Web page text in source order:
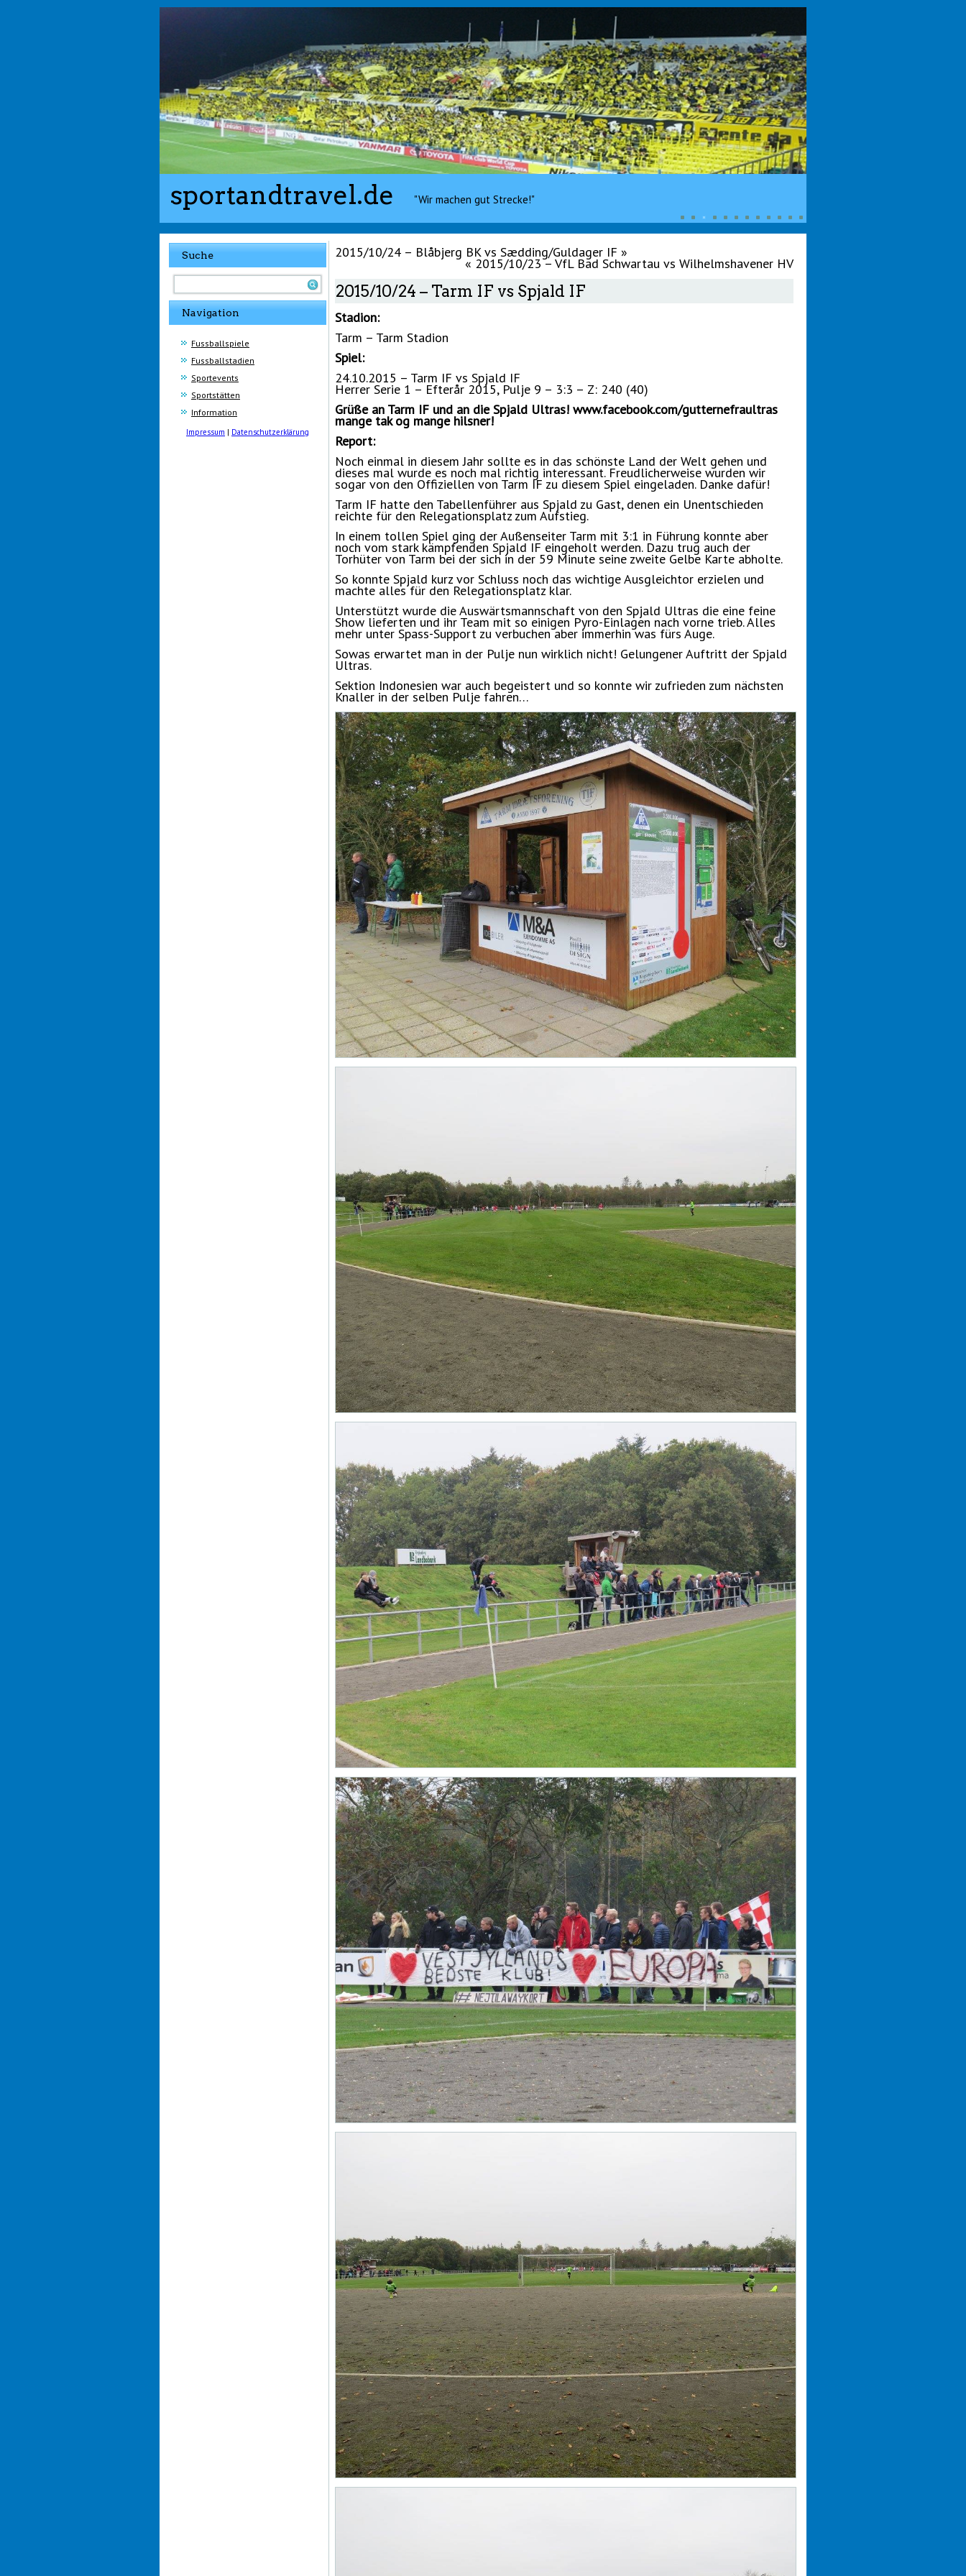
sportandtravel.de "Wir machen gut Strecke!"
Suche
Navigation
Fussballspiele
Fussballstadien
Sportevents
Sportstätten
Information
Impressum | Datenschutzerklärung
2015/10/24 – Blåbjerg BK vs Sædding/Guldager IF »
« 2015/10/23 – VfL Bad Schwartau vs Wilhelmshavener HV
2015/10/24 – Tarm IF vs Spjald IF
Stadion:
Tarm – Tarm Stadion
Spiel:
24.10.2015 – Tarm IF vs Spjald IF
Herrer Serie 1 – Efterår 2015, Pulje 9 – 3:3 – Z: 240 (40)
Grüße an Tarm IF und an die Spjald Ultras! www.facebook.com/gutternefraultras
mange tak og mange hilsner!
Report:
Noch einmal in diesem Jahr sollte es in das schönste Land der Welt gehen und
dieses mal wurde es noch mal richtig interessant. Freudlicherweise wurden wir
sogar von den Offiziellen von Tarm IF zu diesem Spiel eingeladen. Danke dafür!
Tarm IF hatte den Tabellenführer aus Spjald zu Gast, denen ein Unentschieden
reichte für den Relegationsplatz zum Aufstieg.
In einem tollen Spiel ging der Außenseiter Tarm mit 3:1 in Führung konnte aber
noch vom stark kämpfenden Spjald IF eingeholt werden. Dazu trug auch der
Torhüter von Tarm bei der sich in der 59 Minute seine zweite Gelbe Karte abholte.
So konnte Spjald kurz vor Schluss noch das wichtige Ausgleichtor erzielen und
machte alles für den Relegationsplatz klar.
Unterstützt wurde die Auswärtsmannschaft von den Spjald Ultras die eine feine
Show lieferten und ihr Team mit so einigen Pyro-Einlagen nach vorne trieb. Alles
mehr unter Spass-Support zu verbuchen aber immerhin was fürs Auge.
Sowas erwartet man in der Pulje nun wirklich nicht! Gelungener Auftritt der Spjald
Ultras.
Sektion Indonesien war auch begeistert und so konnte wir zufrieden zum nächsten
Knaller in der selben Pulje fahren…